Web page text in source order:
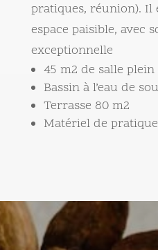
pratiques, réunion).
espace paisible, avec
exceptionnelle
45 m2 de salle plein
Bassin à l’eau de
Terrasse 80 m2
Matériel de